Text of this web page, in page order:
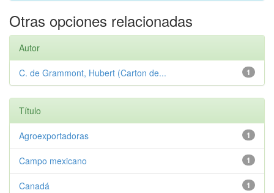
Otras opciones relacionadas
Autor
1
C. de Grammont, Hubert (Carton de...
Título
1
Agroexportadoras
1
Campo mexicano
1
Canadá